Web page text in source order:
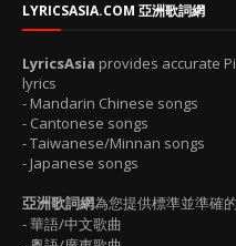
LYRICSASIA.COM 亞洲歌詞網
LyricsAsia provides accurate
lyrics
- Mandarin Chinese songs
- Cantonese songs
- Taiwanese/Minnan songs
- Japanese songs
亞洲歌詞網為您提供標準並準確
- 華語/中文歌曲